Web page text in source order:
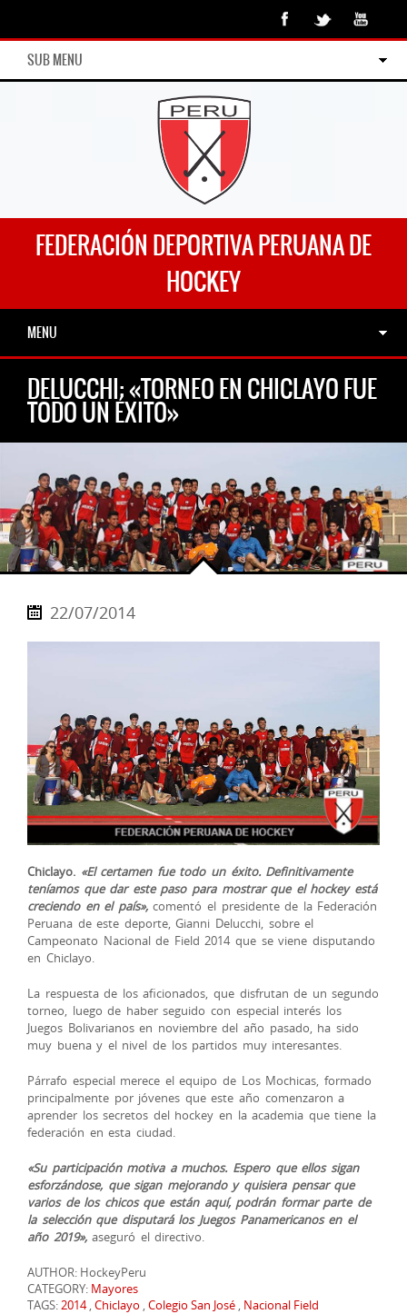
SUB MENU
FEDERACIÓN DEPORTIVA PERUANA DE
HOCKEY
MENU
DELUCCHI: «TORNEO EN CHICLAYO FUE
TODO UN ÉXITO»
22/07/2014
Chiclayo. «El certamen fue todo un éxito. Definitivamente
teníamos que dar este paso para mostrar que el hockey está
creciendo en el país»,comentó el presidente de la Federación
Peruana de este deporte, Gianni Delucchi, sobre el
Campeonato Nacional de Field 2014 que se viene disputando
en Chiclayo.
La respuesta de los aficionados, que disfrutan de un segundo
torneo, luego de haber seguido con especialinterés los
Juegos Bolivarianos en noviembre del año pasado, ha sido
muy buena y el nivel de los partidos muy interesantes.
Párrafo especial merece el equipo de Los Mochicas, formado
principalmente por jóvenes que este año comenzaron a
aprender los secretos del hockey en la academia que tiene la
federación en esta ciudad.
«Su participación motiva a muchos. Espero que ellos sigan
esforzándose, que sigan mejorando y quisiera pensar que
varios de los chicos que están aquí, podrán formar parte de
la selección que disputará los Juegos Panamericanos en el
año 2019»,aseguró el directivo.
AUTHOR: HockeyPeru
CATEGORY: Mayores
TAGS: 2014, Chiclayo Colegio San José Nacional Field